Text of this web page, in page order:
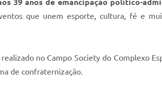
39 anos de emancipação político-
que unem esporte, cultura, fé e
no Campo Society do Complexo
de confraternização.